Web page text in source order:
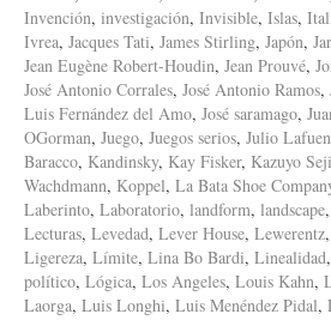
Invención, investigación, Invisible, Islas,
Ivrea, Jacques Tati, James Stirling, Japón,
Jean Eugène Robert-Houdin, Jean Prouvé,
José Antonio Corrales, José Antonio Ramos,
Luis Fernández del Amo, José saramago,
OGorman, Juego, Juegos serios, Julio
Baracco, Kandinsky, Kay Fisker, Kazuyo
Wachdmann, Koppel, La Bata Shoe
Laberinto, Laboratorio, landform, landscape,
Lecturas, Levedad, Lever House, Lewerentz,
Ligereza, Límite, Lina Bo Bardi, Linealidad,
político, Lógica, Los Angeles, Louis Kahn,
Laorga, Luis Longhi, Luis Menéndez Pidal,